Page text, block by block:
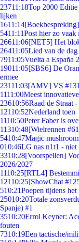
23711:18Top 2000
lijken
1611:14
5411:11Post hier zo vaak
26611:06[NET5] Het
26411:05Lied van de dag
7911:05Vuelta a España
19011:05[SBS6] De
ermee
23111:03[AMV] VS
1111:00Meest
23610:56Raad de Straat
12110:52Nederland toen
1110:50Peter Faber is
11310:48[Wielrennen
5410:47Magic
010:46LG nas n1t1 - niet
3310:28[Voorspellen]
2026/2027
1110:25[RTL4]
12110:25[ShowChat
510:21Poepen tijdens het
25010:20Totale
Spanje) #1
3510:20Errol Keyner:
fouten
7310:19Een tactische/